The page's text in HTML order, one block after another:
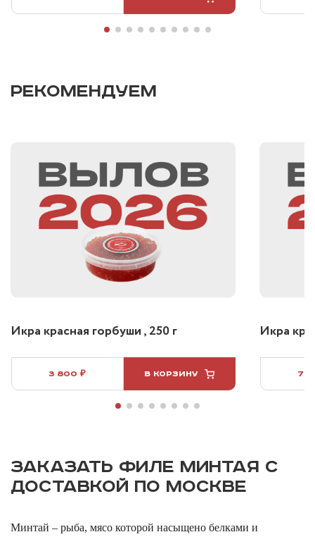
РЕКОМЕНДУЕМ
Икра красная горбуши , 250 г
3 800 ₽ В КОРЗИНУ
Икра
7
ЗАКАЗАТЬ ФИЛЕ МИНТАЯ С
ДОСТАВКОЙ ПО МОСКВЕ
Минтай – рыба, мясо которой насыщено белками и